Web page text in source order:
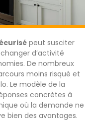
peut susciter
d’activité
De nombreux
moins risqué et
Le modèle de la
concrètes à
où la demande ne
bien des avantages.